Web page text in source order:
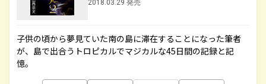
2018.03.29 発売
子供の頃から夢見ていた南の島に滞在することになった筆者
が、島で出合うトロピカルでマジカルな45日間の記録と記
憶。